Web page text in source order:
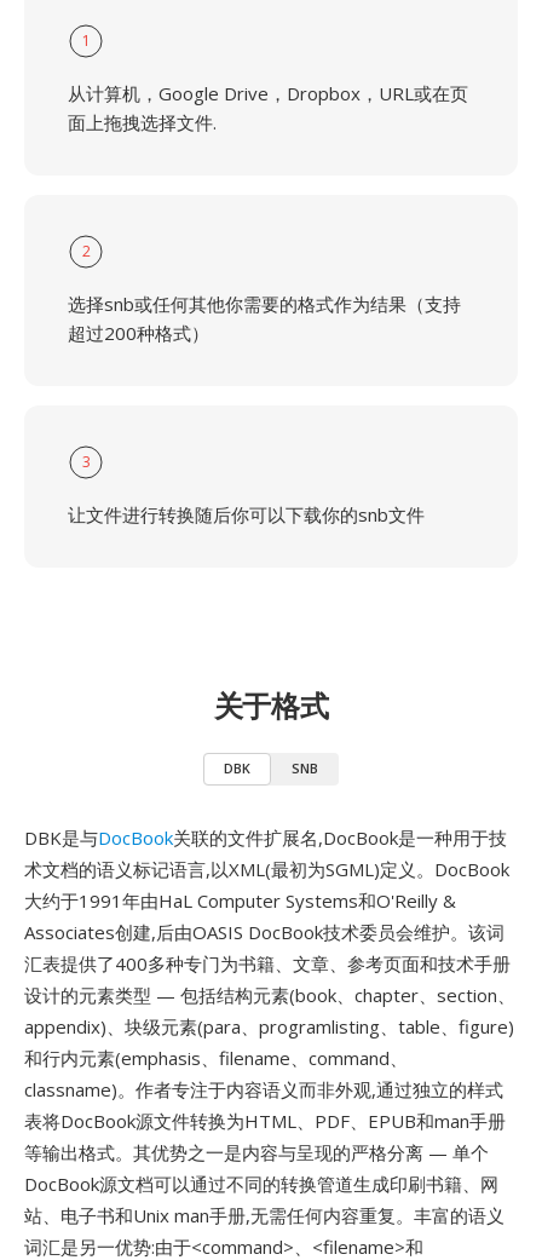
1
从计算机，Google Drive，Dropbox，URL或在页
面上拖拽选择文件.
2
选择snb或任何其他你需要的格式作为结果（支持
超过200种格式）
3
让文件进行转换随后你可以下载你的snb文件
关于格式
DBK SNB
DBK是与DocBook关联的文件扩展名,DocBook是一种用于技
术文档的语义标记语言,以XML(最初为SGML)定义。DocBook
大约于1991年由HaL Computer Systems和O'Reilly &
Associates创建,后由OASIS DocBook技术委员会维护。该词
汇表提供了400多种专门为书籍、文章、参考页面和技术手册
设计的元素类型 — 包括结构元素(book、chapter、section、
appendix)、块级元素(para、programlisting、table、figure)
和行内元素(emphasis、filename、command、
classname)。作者专注于内容语义而非外观,通过独立的样式
表将DocBook源文件转换为HTML、PDF、EPUB和man手册
等输出格式。其优势之一是内容与呈现的严格分离 — 单个
DocBook源文档可以通过不同的转换管道生成印刷书籍、网
站、电子书和Unix man手册,无需任何内容重复。丰富的语义
词汇是另一优势:由于<command>、<filename>和